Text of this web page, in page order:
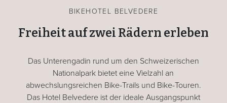
BIKEHOTEL BELVEDERE
Freiheit auf zwei Rädern erleben
Das Unterengadin rund um den Schweizerischen
Nationalpark bietet eine Vielzahl an
abwechslungsreichen Bike-Trails und Bike-Touren.
Das Hotel Belvedere ist der ideale Ausgangspunkt